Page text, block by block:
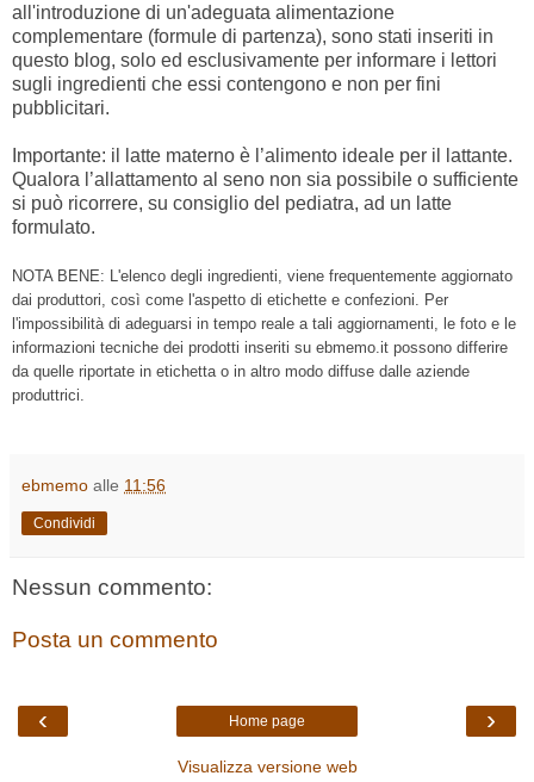
all'introduzione di un'adeguata alimentazione
complementare (formule di partenza), sono stati inseriti in
questo blog, solo ed esclusivamente per informare i lettori
sugli ingredienti che essi contengono e non per fini
pubblicitari.
Importante: il latte materno è l’alimento ideale per il lattante.
Qualora l’allattamento al seno non sia possibile o sufficiente
si può ricorrere, su consiglio del pediatra, ad un latte
formulato.
NOTA BENE: L'elenco degli ingredienti, viene frequentemente aggiornato
dai produttori, così come l'aspetto di etichette e confezioni. Per
l'impossibilità di adeguarsi in tempo reale a tali aggiornamenti, le foto e le
informazioni tecniche dei prodotti inseriti su ebmemo.it possono differire
da quelle riportate in etichetta o in altro modo diffuse dalle aziende
produttrici.
ebmemo alle 11:56
Condividi
Nessun commento:
Posta un commento
‹ ›
Home page
Visualizza versione web